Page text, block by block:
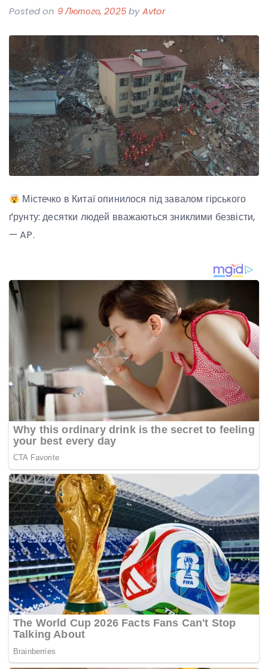
Posted on 9 Лютого, 2025byAvtor
Містечко в Китаї опинилося під завалом гірського
ґрунту: десятки людей вважаються зниклими безвісти,
— AP.